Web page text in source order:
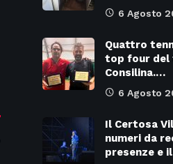
6 Agosto
Quattro
top four del
Consilina.…
6 Agosto
Il Certosa
numeri da
presenze e